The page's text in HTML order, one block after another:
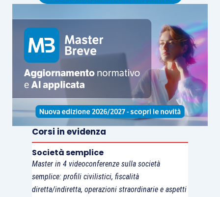
Corsi in evidenza
Società semplice
Master in 4 videoconferenze sulla società
semplice: profili civilistici, fiscalità
diretta/indiretta, operazioni straordinarie e aspetti